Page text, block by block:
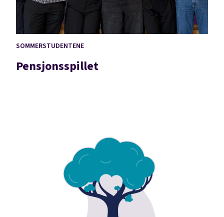
SOMMERSTUDENTENE
Pensjonsspillet